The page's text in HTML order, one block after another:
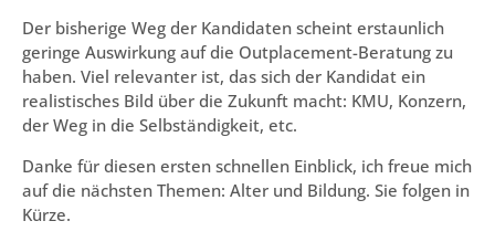
Der bisherige Weg der Kandidaten scheint erstaunlich
geringe Auswirkung auf die Outplacement-Beratung zu
haben. Viel relevanter ist, das sich der Kandidat ein
realistisches Bild über die Zukunft macht: KMU, Konzern,
der Weg in die Selbständigkeit, etc.
Danke für diesen ersten schnellen Einblick, ich freue mich
auf die nächsten Themen: Alter und Bildung. Sie folgen in
Kürze.